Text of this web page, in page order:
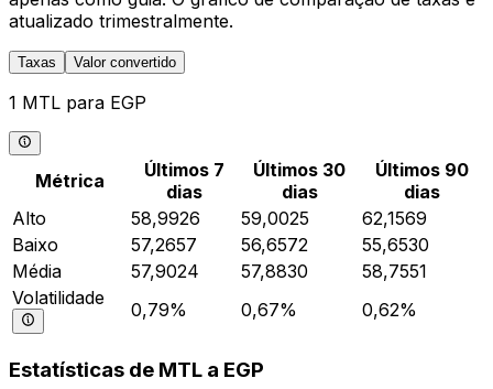
atualizado trimestralmente.
Taxas Valor convertido
1 MTL para EGP
Métrica
Últimos 7
dias
Últimos 30
dias
Últimos 90
dias
Alto
58,9926 59,0025
62,1569
Baixo
57,2657 56,6572
55,6530
Média
57,9024 57,8830
58,7551
Volatilidade
0,79% 0,67% 0,62%
Estatísticas de MTL a EGP